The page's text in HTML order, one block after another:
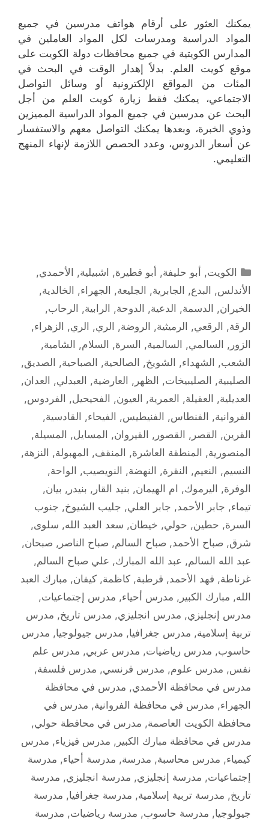
يمكنك العثور على أرقام هواتف مدرسين في جميع
المواد الدراسية ومدرسات لكل المواد العاملين في
المدارس الكويتية في جميع محافظات دولة الكويت على
موقع كويت العلم. بدلاً إهدار الوقت في البحث في
المئات من المواقع الإلكترونية أو وسائل التواصل
الاجتماعي، يمكنك فقط زيارة كويت العلم من أجل
البحث عن مدرسين في جميع المواد الدراسية المميزين
وذوي الخبرة، وبعدها يمكنك التواصل معهم والاستفسار
عن أسعار الدروس، وعدد الحصص اللازمة لإنهاء المنهج
التعليمي.
التصنيفات
الكويت, أبو حليفة, أبو فطيرة, اشبيلية, الأحمدي,
الأندلس, البدع, الجابرية, الجليعة, الجهراء, الخالدية,
الخيران, الدسمة, الدعية, الدوحة, الرابية, الرحاب,
الرقة, الرقعي, الرميثية, الروضة, الري, الري, الزهراء,
الزور , السالمي, السالمية, السرة, السلام, الشامية,
الشعب, الشهداء, الشويخ, الصالحية, الصباحية, الصديق,
الصليبية, الصليبيخات, الظهر , العارضية, العبدلي, العدان,
العديلية, العقيلة, العمرية, العيون, الفحيحيل, الفردوس,
الفروانية, الفنطاس, الفنيطيس, الفيحاء, القادسية,
القرين, القصر , القصور , القيروان, المسايل, المسيلة,
المنصورية, المنطقة العاشرة, المنقف, المهبولة, النزهة,
النسيم, النعيم, النقرة, النهضة, النويصيب, الواحة,
الوفرة, اليرموك, ام الهيمان, بنيد القار , بنيدر , بيان,
تيماء, جابر الأحمد, جابر العلي, جليب الشيوخ, جنوب
السرة, حطين, حولي, خيطان, سعد العبد الله, سلوى,
شرق, صباح الأحمد, صباح السالم, صباح الناصر , صبحان,
عبد الله السالم, عبد الله المبارك, علي صباح السالم,
غرناطة, فهد الأحمد, قرطبة, كاظمة, كيفان, مبارك العبد
الله, مبارك الكبير , مدرس أحياء, مدرس إجتماعيات,
مدرس إنجليزي, مدرس انجليزي, مدرس تاريخ, مدرس
تربية إسلامية, مدرس جغرافيا, مدرس جيولوجيا, مدرس
حاسوب, مدرس رياضيات, مدرس عربي, مدرس علم
نفس, مدرس علوم, مدرس فرنسي, مدرس فلسفة,
مدرس في محافظة الأحمدي, مدرس في محافظة
الجهراء, مدرس في محافظة الفروانية, مدرس في
محافظة الكويت العاصمة, مدرس في محافظة حولي,
مدرس في محافظة مبارك الكبير , مدرس فيزياء, مدرس
كيمياء, مدرس محاسبة, مدرسة, مدرسة أحياء, مدرسة
إجتماعيات, مدرسة إنجليزي, مدرسة انجليزي, مدرسة
تاريخ, مدرسة تربية إسلامية, مدرسة جغرافيا, مدرسة
جيولوجيا, مدرسة حاسوب, مدرسة رياضيات, مدرسة